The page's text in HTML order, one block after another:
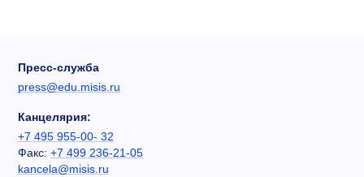
Пресс-служба
press@edu.misis.ru
Канцелярия:
+7 495 955-00- 32
Факс: +7 499 236-21-05
kancela@misis.ru